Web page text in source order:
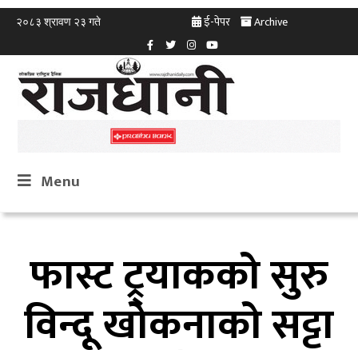
२०८३ श्रावण २३ गते ई-पेपर Archive
Menu
फास्ट ट्र्याकको सुरु
विन्दू खोकनाको सट्टा